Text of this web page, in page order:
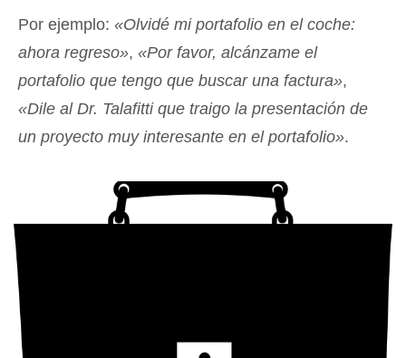
Por ejemplo: «Olvidé mi portafolio en el coche:
ahora regreso», «Por favor, alcánzame el
portafolio que tengo que buscar una factura»,
«Dile al Dr. Talafitti que traigo la presentación de
un proyecto muy interesante en el portafolio».